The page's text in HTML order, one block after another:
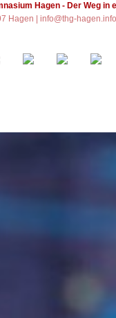
Hagen - Der Weg in
Hagen |info@thg-hagen.info